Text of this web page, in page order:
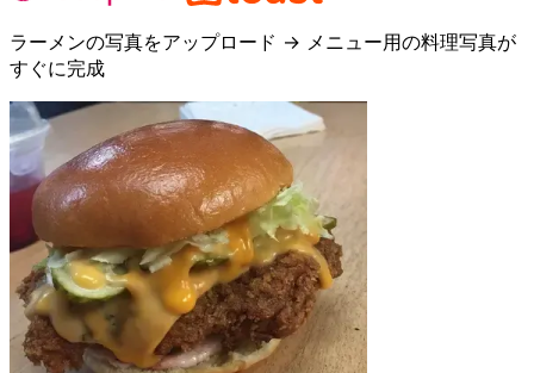
ラーメンの写真をアップロード → メニュー用の料理写真が
すぐに完成